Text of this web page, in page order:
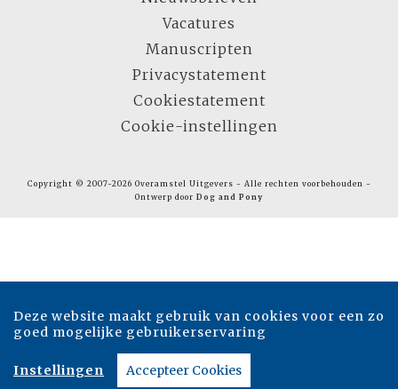
Vacatures
Manuscripten
Privacystatement
Cookiestatement
Cookie-instellingen
Copyright © 2007-2026 Overamstel Uitgevers - Alle rechten voorbehouden -
Ontwerp door Dog and Pony
Deze website maakt gebruik van cookies voor een zo
goed mogelijke gebruikerservaring
Instellingen Accepteer Cookies